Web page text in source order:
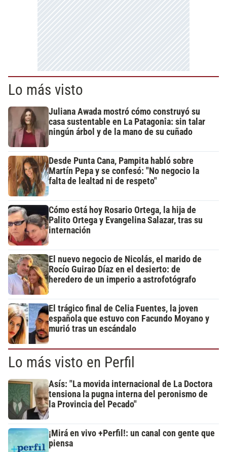
Lo más visto
Juliana Awada mostró cómo construyó su
casa sustentable en La Patagonia: sin talar
ningún árbol y de la mano de su cuñado
Desde Punta Cana, Pampita habló sobre
Martín Pepa y se confesó: "No negocio la
falta de lealtad ni de respeto"
Cómo está hoy Rosario Ortega, la hija de
Palito Ortega y Evangelina Salazar, tras su
internación
El nuevo negocio de Nicolás, el marido de
Rocío Guirao Díaz en el desierto: de
heredero de un imperio a astrofotógrafo
El trágico final de Celia Fuentes, la joven
española que estuvo con Facundo Moyano y
murió tras un escándalo
Lo más visto en Perfil
Asís: "La movida internacional de La Doctora
tensiona la pugna interna del peronismo de
la Provincia del Pecado"
¡Mirá en vivo +Perfil!: un canal con gente que
piensa